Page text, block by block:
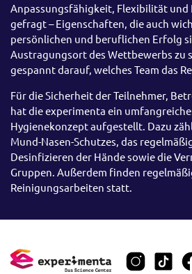
Anpassungsfähigkeit, Flexibilität und
gefragt – Eigenschaften, die auch
persönlichen und beruflichen Erfolg
Austragungsort des Wettbewerbs zu
gespannt darauf, welches Team das
Für die Sicherheit der Teilnehmer,
hat die experimenta ein
Hygienekonzept aufgestellt. Dazu
Mund-Nasen-Schutzes, das
Desinfizieren der Hände sowie die
Gruppen. Außerdem finden
Reinigungsarbeiten statt.